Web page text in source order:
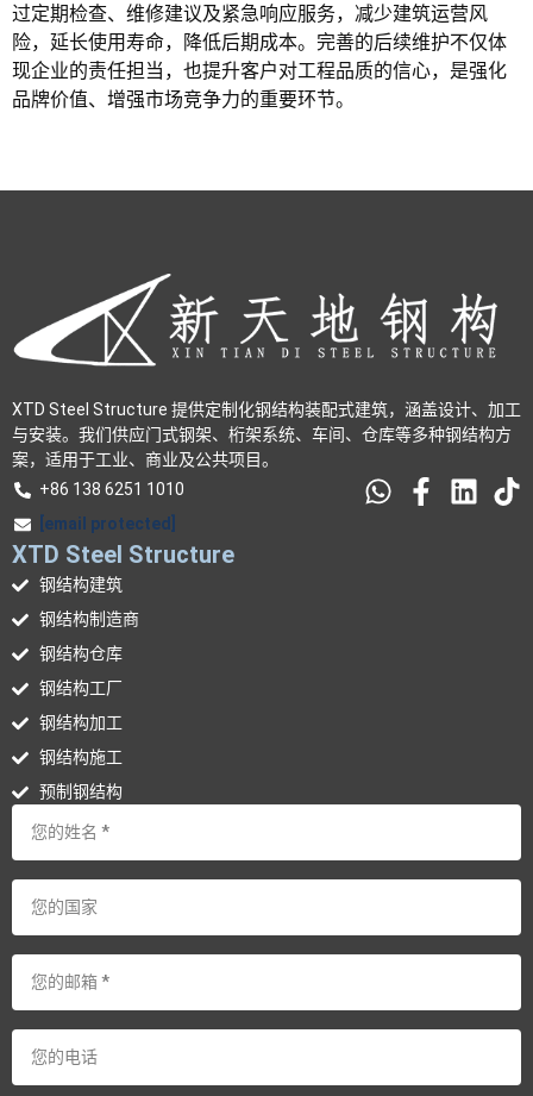
过定期检查、维修建议及紧急响应服务，减少建筑运营风
险，延长使用寿命，降低后期成本。完善的后续维护不仅体
现企业的责任担当，也提升客户对工程品质的信心，是强化
品牌价值、增强市场竞争力的重要环节。
XTD Steel Structure 提供定制化钢结构装配式建筑，涵盖设计、加工
与安装。我们供应门式钢架、桁架系统、车间、仓库等多种钢结构方
案，适用于工业、商业及公共项目。
+86 138 6251 1010
[email protected]
XTD Steel Structure
钢结构建筑
钢结构制造商
钢结构仓库
钢结构工厂
钢结构加工
钢结构施工
预制钢结构